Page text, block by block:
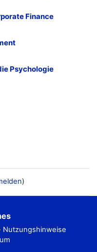
Finance
Psychologie
)
Nutzungshinweise